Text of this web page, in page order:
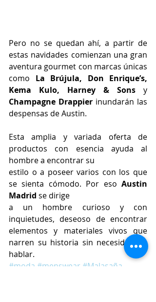
Pero no se quedan ahí, a partir de
estas navidades comienzan una gran
aventura gourmet con marcas únicas
como La Brújula, Don Enrique’s,
Kema Kulo, Harney & Sons
Champagne Drappier inundarán las
despensas de Austin.
Esta amplia y variada oferta de
productos con esencia ayuda al
hombre a encontrar su
estilo o a poseer varios con los que
se sienta cómodo. Por eso Austin
Madrid se dirige
a un hombre curioso y con
inquietudes, deseoso de encontrar
elementos y materiales vivos que
narren su historia sin necesidad de
hablar.
#moda #menswear #Malasaña